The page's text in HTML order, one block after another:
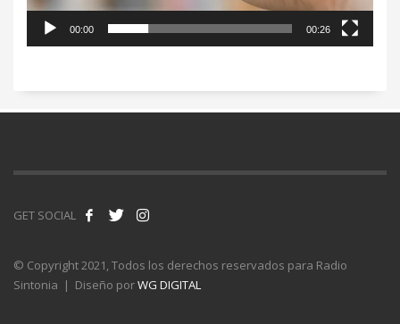
00:00 00:26
GET SOCIAL
© Copyright 2021, Todos los derechos reservados para Radio
Sintonia | Diseño porWG DIGITAL